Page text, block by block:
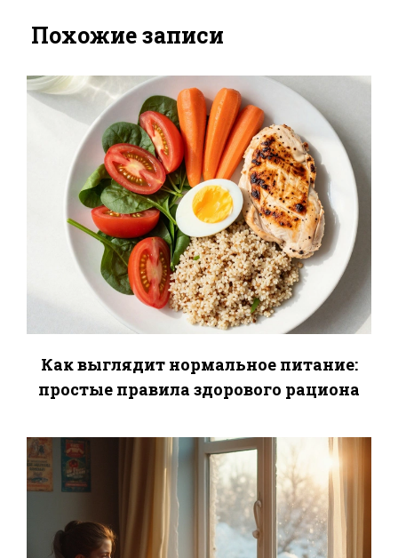
Похожие записи
Как выглядит нормальное питание:
простые правила здорового рациона